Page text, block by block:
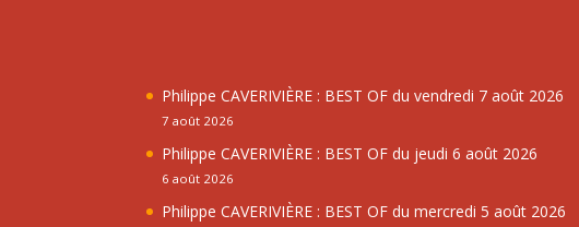
Philippe CAVERIVIÈRE : BEST OF du vendredi 7 août 2026
7 août 2026
Philippe CAVERIVIÈRE : BEST OF du jeudi 6 août 2026
6 août 2026
Philippe CAVERIVIÈRE : BEST OF du mercredi 5 août 2026